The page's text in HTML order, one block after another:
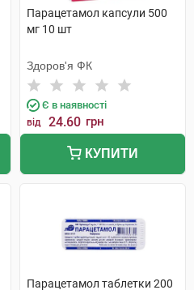
Парацетамол капсули 500
мг 10 шт
Здоров'я ФК
Є в наявності
від 24.60 грн
КУПИТИ
Парацетамол таблетки 200